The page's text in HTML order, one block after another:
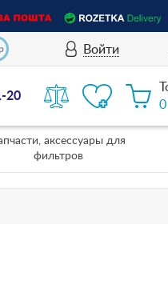
Войти
20
0
аксессуары для
фильтров